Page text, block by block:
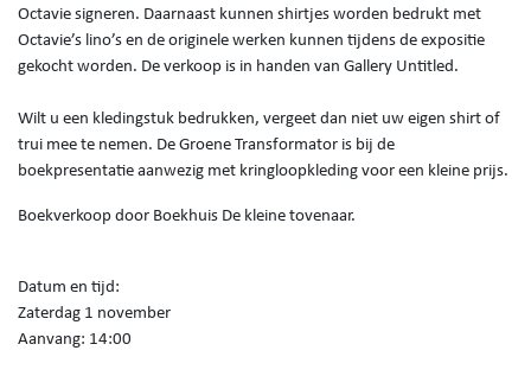
Octavie signeren. Daarnaast kunnen shirtjes worden bedrukt met
Octavie’s lino’s en de originele werken kunnen tijdens de expositie
gekocht worden. De verkoop is in handen van Gallery Untitled.
Wilt u een kledingstuk bedrukken, vergeet dan niet uw eigen shirt of
trui mee te nemen. De Groene Transformator is bij de
boekpresentatie aanwezig met kringloopkleding voor een kleine prijs.
Boekverkoop door Boekhuis De kleine tovenaar.
Datum en tijd:
Zaterdag 1 november
Aanvang: 14:00